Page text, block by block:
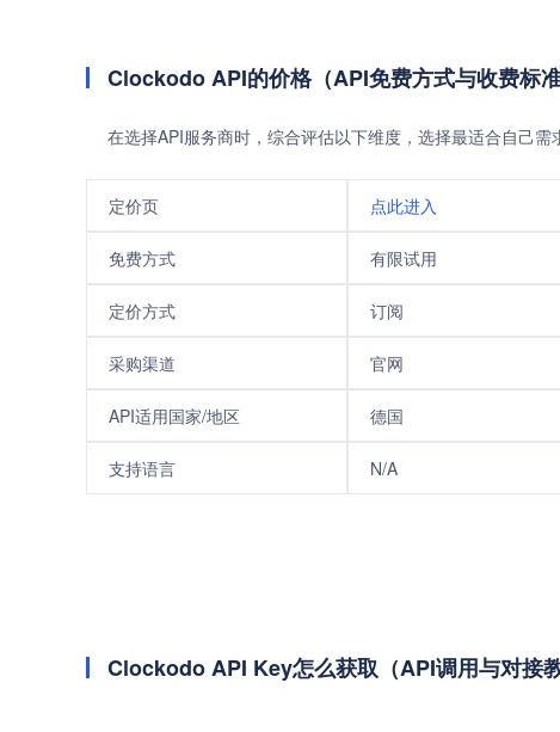
Clockodo API的价格（API免费方式与收费标准
在选择API服务商时，综合评估以下维度，选择最适合自己需
定价页 点此进入
免费方式 有限试用
定价方式 订阅
采购渠道 官网
API适用国家/地区 德国
支持语言 N/A
Clockodo API Key怎么获取（API调用与对接教